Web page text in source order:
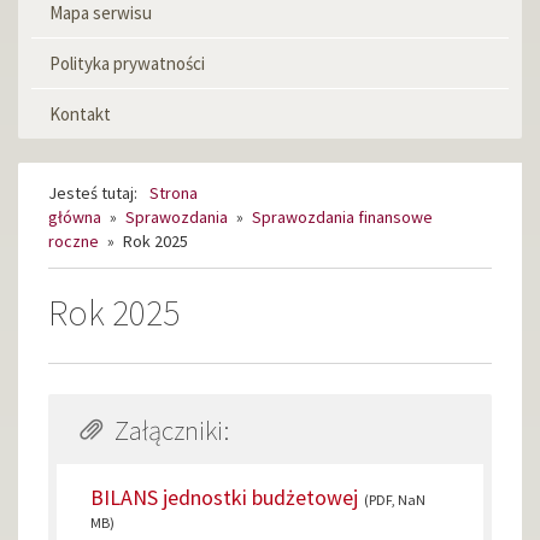
Mapa serwisu
Polityka prywatności
Kontakt
Jesteś tutaj:
Strona
główna » Sprawozdania » Sprawozdania finansowe
roczne » Rok 2025
Rok 2025
Załączniki:
BILANS jednostki budżetowej (PDF, NaN
MB)